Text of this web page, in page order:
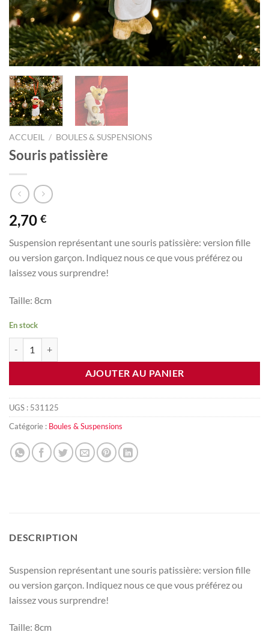
ACCUEIL / BOULES & SUSPENSIONS
Souris patissière
2,70 €
Suspension représentant une souris patissière: version fille
ou version garçon. Indiquez nous ce que vous préférez ou
laissez vous surprendre!
Taille: 8cm
En stock
AJOUTER AU PANIER
UGS : 531125
Catégorie : Boules & Suspensions
DESCRIPTION
Suspension représentant une souris patissière: version fille
ou version garçon. Indiquez nous ce que vous préférez ou
laissez vous surprendre!
Taille: 8cm